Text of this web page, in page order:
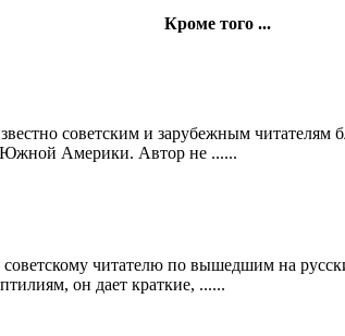
Кроме того ...
советским и зарубежным
Америки. Автор не ......
читателю по вышедшим на
он дает краткие, ......